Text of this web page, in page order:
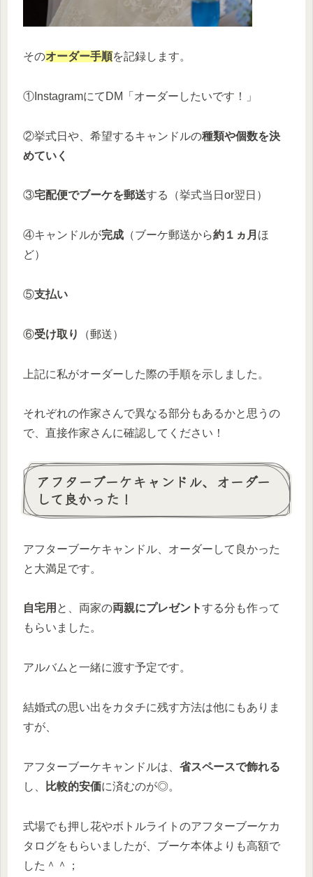
そのオーダー手順を記録します。
①InstagramにてDM「オーダーしたいです！」
②挙式日や、希望するキャンドルの種類や個数を決
めていく
③宅配便でブーケを郵送する（挙式当日or翌日）
④キャンドルが完成 （ブーケ郵送から約１ヵ月 ほ
ど）
⑤支払い
⑥受け取り （郵送）
上記に私がオーダーした際の手順を示しました。
それぞれの作家さんで異なる部分もあるかと思うの
で、直接作家さんに確認してください！
アフターブーケキャンドル、オーダー
して良かった！
アフターブーケキャンドル、オーダーして良かった
と大満足です。
自宅用 と、両家の両親にプレゼントする分も作って
もらいました。
アルバムと一緒に渡す予定です。
結婚式の思い出をカタチに残す方法は他にもありま
すが、
アフターブーケキャンドルは、 省スペースで飾れる
し、
比較的安価に済むのが◎。
式場でも押し花やボトルライトのアフターブーケカ
タログをもらいましたが、ブーケ本体よりも高額で
した＾＾；